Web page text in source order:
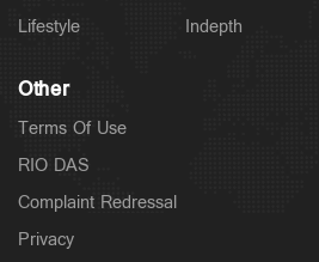
Lifestyle
Indepth
Other
Terms Of Use
RIO DAS
Complaint Redressal
Privacy